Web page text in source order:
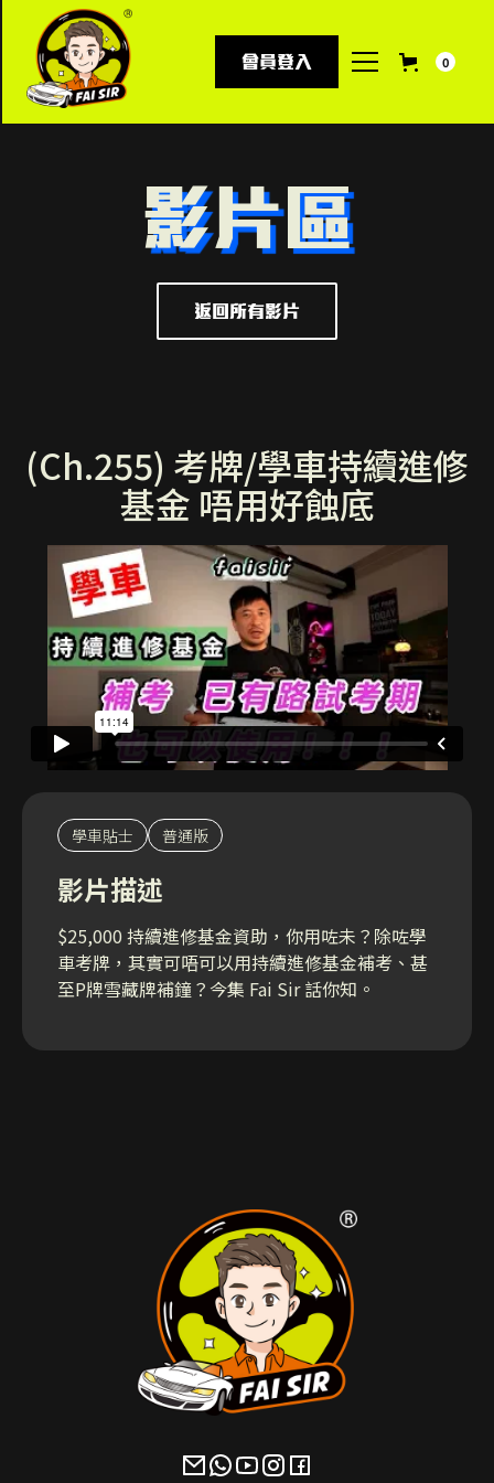
會員登入 0
影片區
返回所有影片
(Ch.255) 考牌/學車持續進修
基金 唔用好蝕底
學車貼士 普通版
影片描述
$25,000 持續進修基金資助，你用咗未？除咗學
車考牌，其實可唔可以用持續進修基金補考、甚
至P牌雪藏牌補鐘？今集 Fai Sir 話你知。